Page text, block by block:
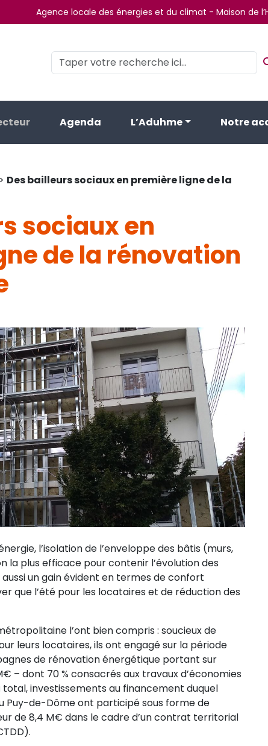
Agence locale des énergies et du climat - Maison de
Agenda L’Aduhme Notre
> Des bailleurs sociaux en première ligne de la
sociaux en
de la rénovation
l’isolation de l’enveloppe des bâtis (murs,
la plus efficace pour contenir l’évolution des
un gain évident en termes de confort
que l’été pour les locataires et de réduction des
l’ont bien compris : soucieux de
leurs locataires, ils ont engagé sur la période
de rénovation énergétique portant sur
– dont 70 % consacrés aux travaux d’économies
total, investissements au financement duquel
Puy-de-Dôme ont participé sous forme de
de 8,4 M€ dans le cadre d’un contrat territorial